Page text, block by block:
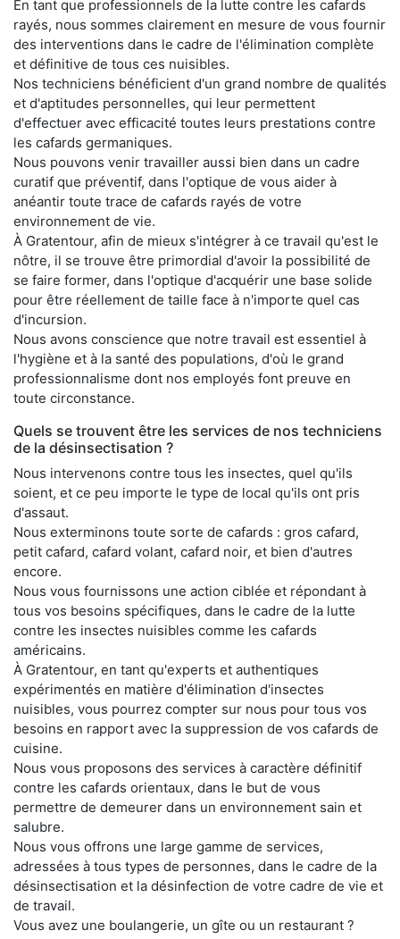
En tant que professionnels de la lutte contre les cafards
rayés, nous sommes clairement en mesure de vous fournir
des interventions dans le cadre de l'élimination complète
et définitive de tous ces nuisibles.
Nos techniciens bénéficient d'un grand nombre de qualités
et d'aptitudes personnelles, qui leur permettent
d'effectuer avec efficacité toutes leurs prestations contre
les cafards germaniques.
Nous pouvons venir travailler aussi bien dans un cadre
curatif que préventif, dans l'optique de vous aider à
anéantir toute trace de cafards rayés de votre
environnement de vie.
À Gratentour, afin de mieux s'intégrer à ce travail qu'est le
nôtre, il se trouve être primordial d'avoir la possibilité de
se faire former, dans l'optique d'acquérir une base solide
pour être réellement de taille face à n'importe quel cas
d'incursion.
Nous avons conscience que notre travail est essentiel à
l'hygiène et à la santé des populations, d'où le grand
professionnalisme dont nos employés font preuve en
toute circonstance.
Quels se trouvent être les services de nos techniciens
de la désinsectisation ?
Nous intervenons contre tous les insectes, quel qu'ils
soient, et ce peu importe le type de local qu'ils ont pris
d'assaut.
Nous exterminons toute sorte de cafards : gros cafard,
petit cafard, cafard volant, cafard noir, et bien d'autres
encore.
Nous vous fournissons une action ciblée et répondant à
tous vos besoins spécifiques, dans le cadre de la lutte
contre les insectes nuisibles comme les cafards
américains.
À Gratentour, en tant qu'experts et authentiques
expérimentés en matière d'élimination d'insectes
nuisibles, vous pourrez compter sur nous pour tous vos
besoins en rapport avec la suppression de vos cafards de
cuisine.
Nous vous proposons des services à caractère définitif
contre les cafards orientaux, dans le but de vous
permettre de demeurer dans un environnement sain et
salubre.
Nous vous offrons une large gamme de services,
adressées à tous types de personnes, dans le cadre de la
désinsectisation et la désinfection de votre cadre de vie et
de travail.
Vous avez une boulangerie, un gîte ou un restaurant ?